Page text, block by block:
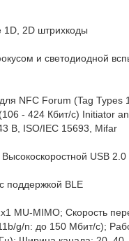
1D, 2D штрихкоды
и светодиодной
NFC Forum (Tag Types
- 424 Кбит/с) Initiator
B, ISO/IEC 15693, Mifar
USB 2.0
поддержкой BLE
MU-MIMO; Скорость
g/n: до 150 Мбит/с);